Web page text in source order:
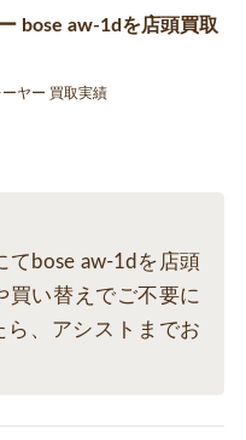
bose aw-1dを店頭買取
ーヤー 買取実績
てbose aw-1dを店頭
買い替えでご不要に
ら、アシストまでお